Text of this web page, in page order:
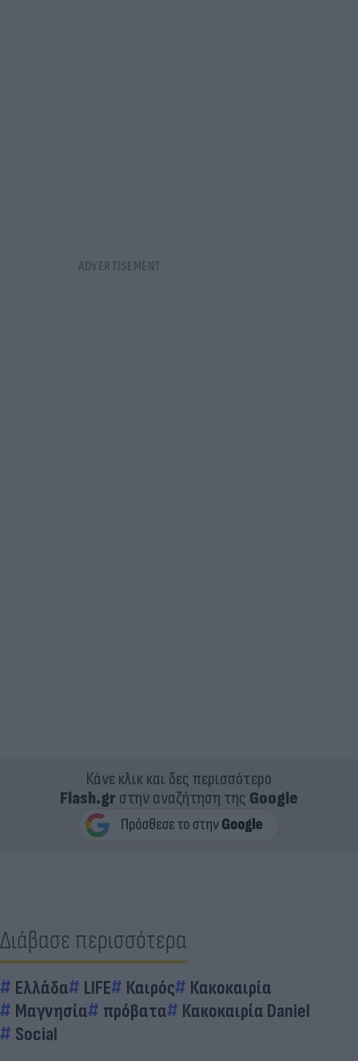
Κάνε κλικ και δες περισσότερο
Flash.grστην αναζήτηση της Google
Διάβασε περισσότερα
Ελλάδα LIFE Καιρός
Κακοκαιρία
Μαγνησία
πρόβατα
Κακοκαιρία Daniel
Social